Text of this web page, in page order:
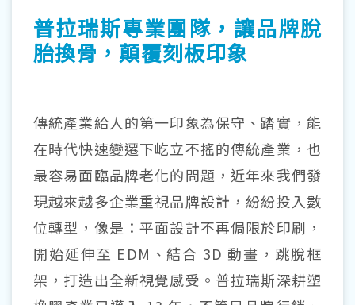
普拉瑞斯專業團隊，讓品牌脫
胎換骨，顛覆刻板印象
傳統產業給人的第一印象為保守、踏實，能
在時代快速變遷下屹立不搖的傳統產業，也
最容易面臨品牌老化的問題，近年來我們發
現越來越多企業重視品牌設計，紛紛投入數
位轉型，像是：平面設計不再侷限於印刷，
開始延伸至 EDM、結合 3D 動畫，跳脫框
架，打造出全新視覺感受。普拉瑞斯深耕塑